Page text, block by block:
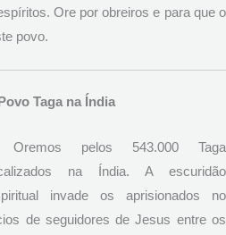
Ore por obreiros e para que o
povo.
Taga na Índia
pelos 543.000 Taga
na Índia. A escuridão
invade os aprisionados no
de seguidores de Jesus entre os